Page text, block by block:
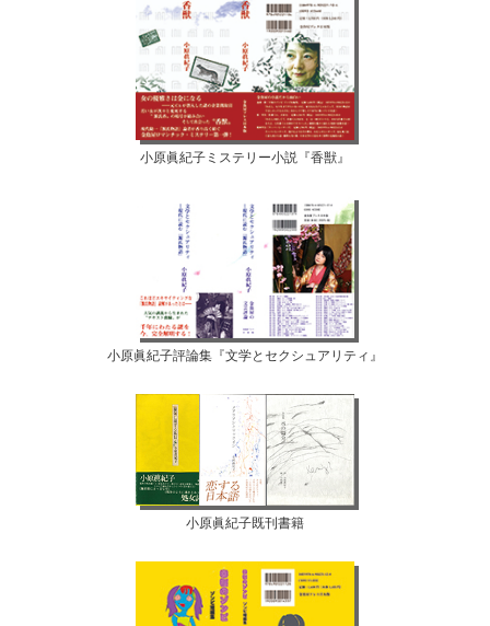
小原眞紀子ミステリー小説『香獣』
小原眞紀子評論集『文学とセクシュアリティ』
小原眞紀子既刊書籍